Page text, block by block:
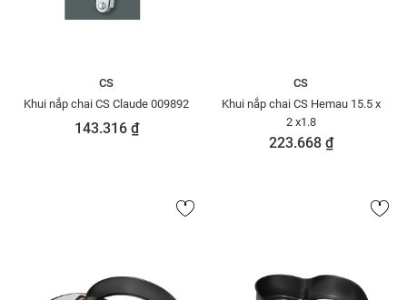
CS
Khui nắp chai CS Claude 009892
143.316 ₫
CS
Khui nắp chai CS Hemau 15.5 x
2 x1.8
223.668 ₫